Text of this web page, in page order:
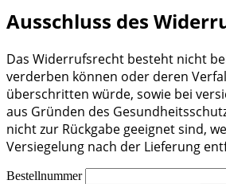
Ausschluss des
Das Widerrufsrecht besteht nicht
verderben können oder deren
überschritten würde, sowie bei
aus Gründen des
nicht zur Rückgabe geeignet sind,
Versiegelung nach der Lieferung
Bestellnummer